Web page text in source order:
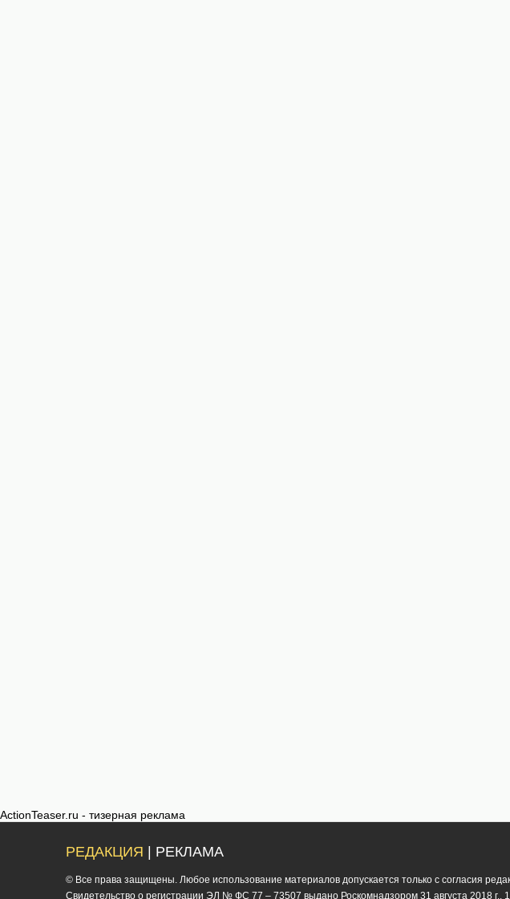
ActionTeaser.ru - тизерная реклама
РЕДАКЦИЯ | РЕКЛАМА
© Все права защищены. Любое использование материалов допускается только с согласия
Cвидетельство о регистрации ЭЛ № ФС 77 – 73507 выдано Роскомнадзором 31 августа 2018 г..